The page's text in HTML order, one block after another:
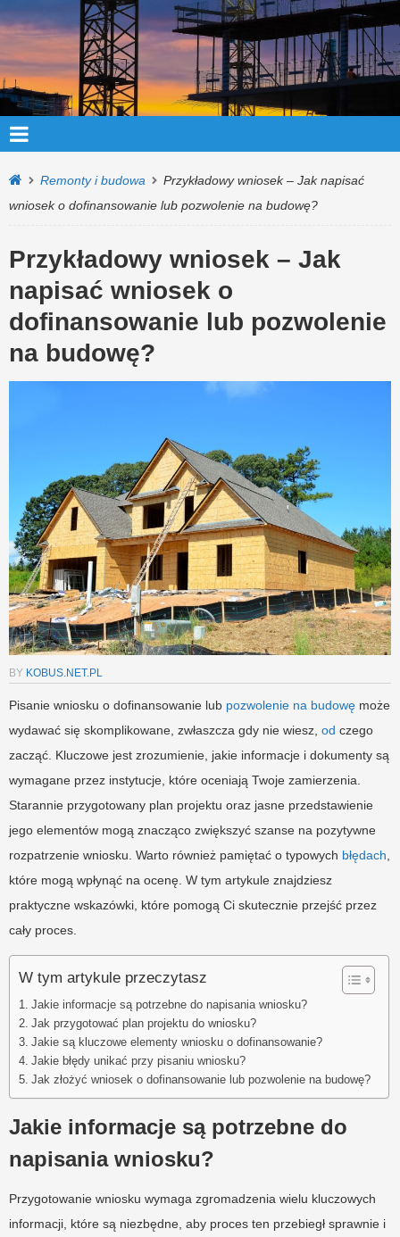
Remonty i budowa
Przykładowy wniosek – Jak napisać
wniosek o dofinansowanie lub pozwolenie na budowę?
Przykładowy wniosek – Jak
napisać wniosek o
dofinansowanie lub pozwolenie
na budowę?
BY KOBUS.NET.PL
Pisanie wniosku o dofinansowanie lub pozwolenie na budowę może
wydawać się skomplikowane, zwłaszcza gdy nie wiesz, od czego
zacząć. Kluczowe jest zrozumienie, jakie informacje i dokumenty są
wymagane przez instytucje, które oceniają Twoje zamierzenia.
Starannie przygotowany plan projektu oraz jasne przedstawienie
jego elementów mogą znacząco zwiększyć szanse na pozytywne
rozpatrzenie wniosku. Warto również pamiętać o typowych błędach
które mogą wpłynąć na ocenę. W tym artykule znajdziesz
praktyczne wskazówki, które pomogą Ci skutecznie przejść przez
cały proces.
W tym artykule przeczytasz
Jakie informacje są potrzebne do napisania wniosku?
Jak przygotować plan projektu do wniosku?
Jakie są kluczowe elementy wniosku o dofinansowanie?
Jakie błędy unikać przy pisaniu wniosku?
Jak złożyć wniosek o dofinansowanie lub pozwolenie na budowę?
Jakie informacje są potrzebne do
napisania wniosku?
Przygotowanie wniosku wymaga zgromadzenia wielu kluczowych
informacji, które są niezbędne, aby proces ten przebiegł sprawnie i